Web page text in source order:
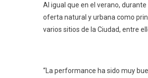
Al igual que en el verano,
oferta natural y urbana como
varios sitios de la Ciudad, entre
“La performance ha sido muy